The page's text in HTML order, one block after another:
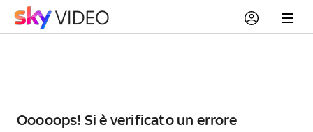
Ooooops! Si è verificato un errore